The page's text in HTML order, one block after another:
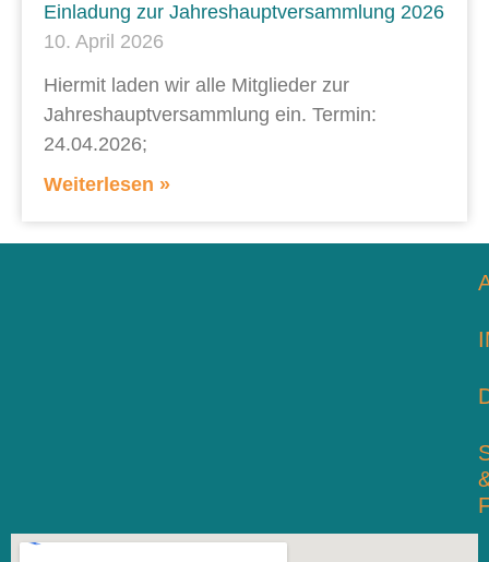
Einladung zur Jahreshauptversammlung 2026
10. April 2026
Hiermit laden wir alle Mitglieder zur
Jahreshauptversammlung ein. Termin:
24.04.2026;
Weiterlesen »